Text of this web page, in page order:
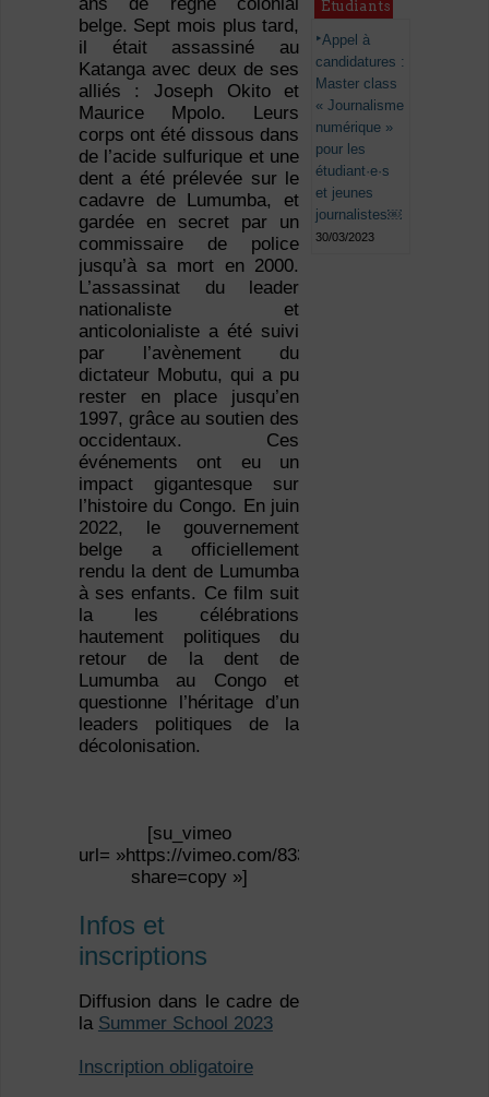
belge. Sept mois plus tard,
il était assassiné au
Katanga avec deux de ses
alliés : Joseph Okito et
Maurice Mpolo. Leurs
corps ont été dissous dans
de l’acide sulfurique et une
dent a été prélevée sur le
cadavre de Lumumba, et
gardée en secret par un
commissaire de police
jusqu’à sa mort en 2000.
L’assassinat du leader
nationaliste et
anticolonialiste a été suivi
par l’avènement du
dictateur Mobutu, qui a pu
rester en place jusqu’en
1997, grâce au soutien des
occidentaux. Ces
événements ont eu un
impact gigantesque sur
l’histoire du Congo. En juin
2022, le gouvernement
belge a officiellement
rendu la dent de Lumumba
à ses enfants. Ce film suit
la les célébrations
hautement politiques du
retour de la dent de
Lumumba au Congo et
questionne l’héritage d’un
leaders politiques de la
décolonisation.
[su_vimeo
url= »https://vimeo.com/833794410?
share=copy »]
Infos et
inscriptions
Diffusion dans le cadre de
la Summer School 2023
Inscription obligatoire
Étudiants
Appel à
candidatures :
Master class
« Journalisme
numérique »
pour les
étudiant·e·s
et jeunes
journalistes￼
30/03/2023